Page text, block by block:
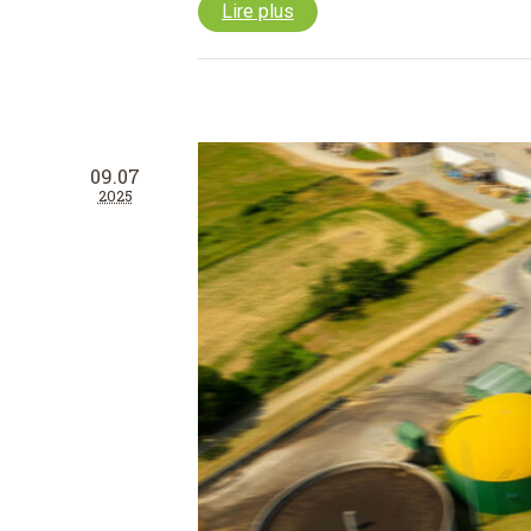
Lire plus
09.07
2025